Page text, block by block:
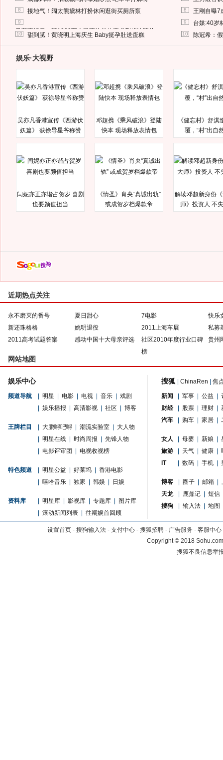
8 接地气！阔太熊黛林打扮休闲逛街买厕所泵
9
马蓉离婚后，砸1000万人民币给媒体要求删掉这照片
10 甜到腻！黄晓明上海庆生 Baby挺孕肚送蛋糕
8 王刚自曝7
9 台媒:40岁
10 陈冠希：
娱乐·大视野
吴亦凡香港宣传《西游伏
妖篇》 获徐导星爷称赞
邓超携《乘风破浪》登陆
快本 现场释放表情包
《健忘村》舒淇
覆，“村”出自
闫妮亦正亦谐占贺岁 喜剧
也要颜值担当
《情圣》肖央“真诚出轨”
或成贺岁档爆款帝
解读邓超新身份
师》投资人 不
近期热点关注
永不磨灭的番号 夏日甜心 7电影
快乐
新还珠格格
姚明退役 2011上海车展
私募
2011高考试题答案
感动中国十大母亲评选
社区2010年度行业口碑
榜
贵州
网站地图
娱乐中心
频道导航 明星 电影 电视 音乐
戏剧
娱乐播报 高清影视 社区 博客
王牌栏目 大鹏嘚吧嘚 潮流实验室
大人物
明星在线 时尚周报
先锋人物
电影评审团 电视收视榜
特色频道 明星公益 好莱坞
香港电影
嘻哈音乐 独家 韩娱 日娱
资料库 明星库 影视库 专题库
图片库
滚动新闻列表 往期娱首回顾
搜狐 ChinaRen 焦
新闻 军事 公益
财经
股票 理财
汽车
购车 家居
女人 母婴 新娘
旅游
天气 健康
IT
数码 手机
博客 圈子 邮箱
天龙
鹿鼎记
短信
搜狗
输入法 地图
设置首页 - 搜狗输入法 - 支付中心 - 搜狐招聘 - 广告服务 - 客服中心
Copyright©2018
搜狐不良信息举